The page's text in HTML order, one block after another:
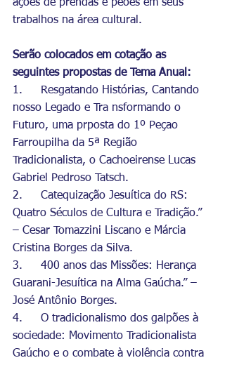
ações de prendas e peões em seus
trabalhos na área cultural.
Serão colocados em cotação as
seguintes propostas de Tema Anual:
1.	Resgatando Histórias, Cantando
nosso Legado e Tra nsformando o
Futuro, uma prposta do 1º Peçao
Farroupilha da 5ª Região
Tradicionalista, o Cachoeirense Lucas
Gabriel Pedroso Tatsch.
2.	Catequização Jesuítica do RS:
Quatro Séculos de Cultura e Tradição.”
– Cesar Tomazzini Liscano e Márcia
Cristina Borges da Silva.
3.	400 anos das Missões: Herança
Guarani-Jesuítica na Alma Gaúcha.” –
José Antônio Borges.
4.	O tradicionalismo dos galpões à
sociedade: Movimento Tradicionalista
Gaúcho e o combate à violência contra